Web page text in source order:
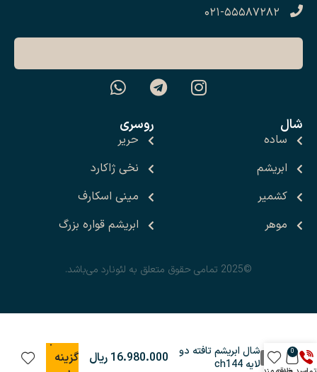
شال
ساده
ابریشم
کشمیر
موهر
روسری
حریر
نخی ژاکارد
مینی اسکارف
ابریشم قواره بزرگ
۰۲۱-۵۵۵۸۷۲۸۲
©2025 تمامی حقوق متعلق به لئونارد می‌باشد.
شال ابریشم تافته دو
لایه ch144
انتخاب
گزینه
0